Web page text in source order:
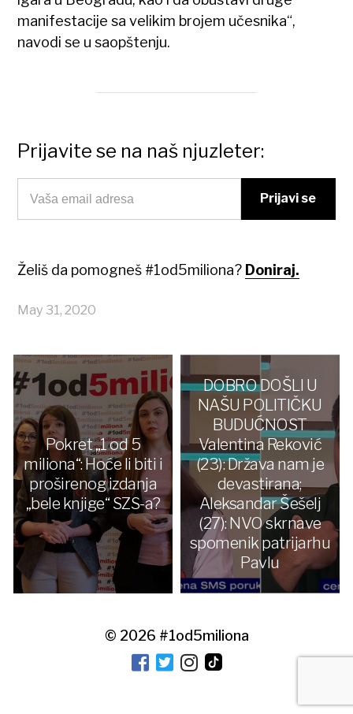
manifestacije sa velikim brojem učesnika“,
navodi se u saopštenju.
Prijavite se na naš njuzleter:
Želiš da pomogneš #1od5miliona? Doniraj.
May 31, 2020
Pokret „1 od 5
miliona“: Hoće li biti i
proširenog izdanja
„bele knjige“ SZS-a?
DOBRO DOŠLI U
NAŠU POLITIČKU
BUDUĆNOST
Valentina Reković
(23): Država nam je
devastirana;
Aleksandar Šešelj
(27): NVO skrnave
spomenik patrijarhu
Pavlu
© 2026 #1od5miliona